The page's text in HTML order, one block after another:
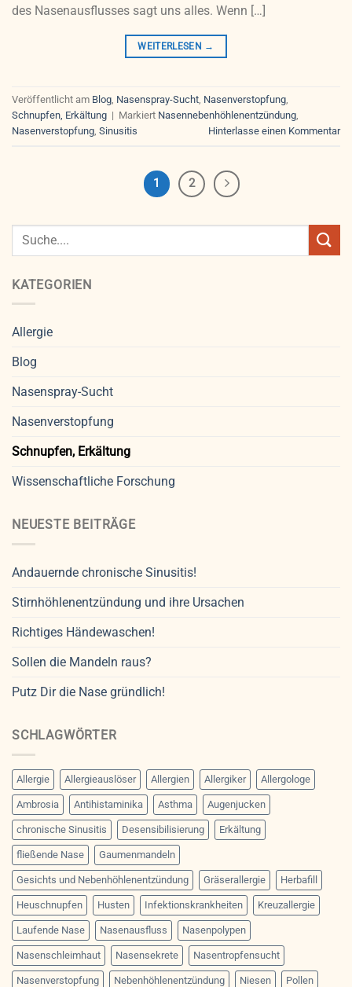
des Nasenausflusses sagt uns alles. Wenn […]
WEITERLESEN →
Veröffentlicht am Blog, Nasenspray-Sucht, Nasenverstopfung,
Schnupfen, Erkältung | Markiert Nasennebenhöhlenentzündung,
Nasenverstopfung, Sinusitis Hinterlasse einen Kommentar
1 2
KATEGORIEN
Allergie
Blog
Nasenspray-Sucht
Nasenverstopfung
Schnupfen, Erkältung
Wissenschaftliche Forschung
NEUESTE BEITRÄGE
Andauernde chronische Sinusitis!
Stirnhöhlenentzündung und ihre Ursachen
Richtiges Händewaschen!
Sollen die Mandeln raus?
Putz Dir die Nase gründlich!
SCHLAGWÖRTER
Allergie Allergieauslöser Allergien Allergiker Allergologe
Ambrosia Antihistaminika Asthma Augenjucken
chronische Sinusitis Desensibilisierung Erkältung
fließende Nase Gaumenmandeln
Gesichts und Nebenhöhlenentzündung Gräserallergie Herbafill
Heuschnupfen Husten Infektionskrankheiten Kreuzallergie
Laufende Nase Nasenausfluss Nasenpolypen
Nasenschleimhaut Nasensekrete Nasentropfensucht
Nasenverstopfung Nebenhöhlenentzündung Niesen Pollen